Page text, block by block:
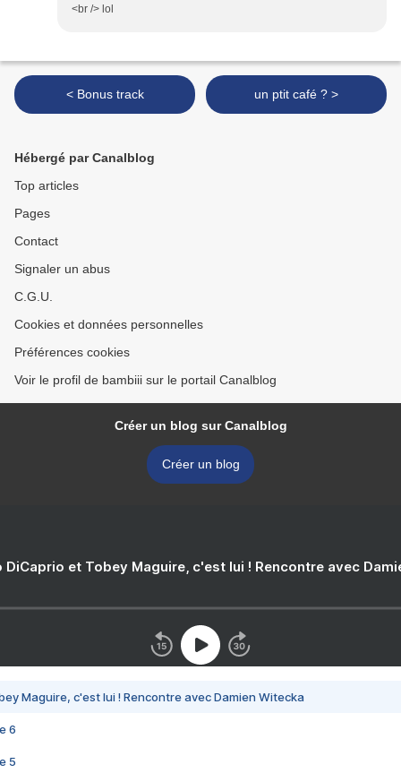
<br /> lol
< Bonus track un ptit café ? >
Hébergé par Canalblog
Top articles
Pages
Contact
Signaler un abus
C.G.U.
Cookies et données personnelles
Préférences cookies
Voir le profil de bambiii sur le portail Canalblog
Créer un blog sur Canalblog
Créer un blog
DiCaprio et Tobey Maguire, c'est lui ! Rencontre avec
Maguire, c'est lui ! Rencontre avec Damien Witecka
6
5